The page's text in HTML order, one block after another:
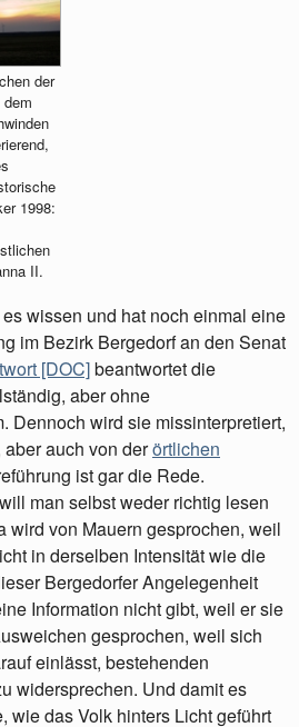
der
1998:
II.
wissen und hat noch einmal eine
im Bezirk Bergedorf an den Senat
[DOC]beantwortet die
aber ohne
Dennoch wird sie missinterpretiert,
auch von derörtlichen
ist gar die Rede.
man selbst weder richtig lesen
wird von Mauern gesprochen, weil
in derselben Intensität wie die
Bergedorfer Angelegenheit
Information nicht gibt, weil er sie
gesprochen, weil sich
einlässt, bestehenden
widersprechen. Und damit es
wie das Volk hinters Licht geführt